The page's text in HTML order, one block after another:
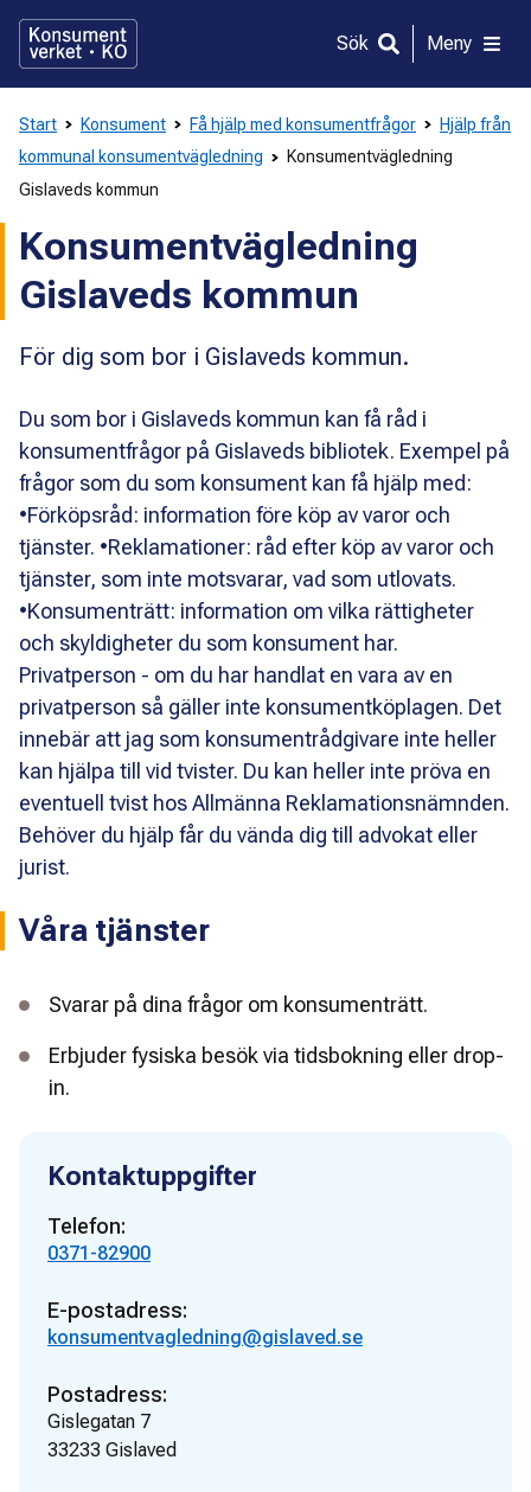
direkt
innehållet
Sök Meny
Start Konsument Få hjälp med konsumentfrågor
Hjälp från
kommunal konsumentvägledning
Konsumentvägledning
Gislaveds kommun
Konsumentvägledning
Gislaveds kommun
För dig som bor i Gislaveds kommun.
Du som bor i Gislaveds kommun kan få råd i
konsumentfrågor på Gislaveds bibliotek. Exempel på
frågor som du som konsument kan få hjälp med:
•Förköpsråd: information före köp av varor och
tjänster. •Reklamationer: råd efter köp av varor och
tjänster, som inte motsvarar, vad som utlovats.
•Konsumenträtt: information om vilka rättigheter
och skyldigheter du som konsument har.
Privatperson - om du har handlat en vara av en
privatperson så gäller inte konsumentköplagen. Det
innebär att jag som konsumentrådgivare inte heller
kan hjälpa till vid tvister. Du kan heller inte pröva en
eventuell tvist hos Allmänna Reklamationsnämnden.
Behöver du hjälp får du vända dig till advokat eller
jurist.
Våra tjänster
Svarar på dina frågor om konsumenträtt.
Erbjuder fysiska besök via tidsbokning eller drop-
in.
Kontaktuppgifter
Telefon:
0371-82900
E-postadress:
konsumentvagledning@gislaved.se
Postadress:
Gislegatan 7
33233 Gislaved